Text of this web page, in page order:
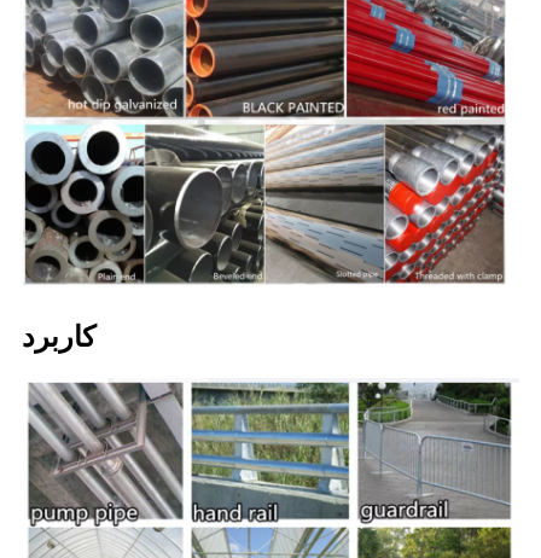
کاربرد